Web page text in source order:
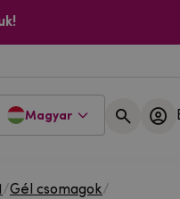
Magyar
/Gél csomagok/